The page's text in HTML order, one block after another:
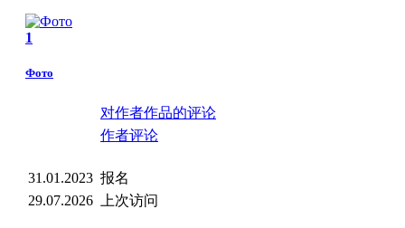
1
Фото
对作者作品的评论
作者评论
31.01.2023 报名
29.07.2026
上次访问